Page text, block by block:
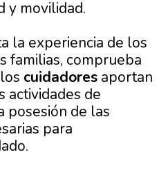
y movilidad.
la experiencia de los
familias, comprueba
cuidadores aportan
actividades de
posesión de las
para